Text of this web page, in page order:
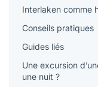
Interlaken comme
Conseils pratiques
Guides liés
Une excursion
une nuit ?